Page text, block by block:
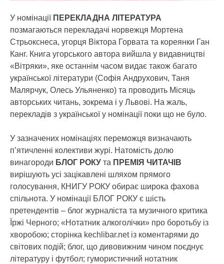
У номінації ПЕРЕКЛАДНА ЛІТЕРАТУРА
позмагаються перекладачі норвежця Мортена
Стрьокснеса, угорця Віктора Горвата та кореянки Ган
Канг. Книга угорського автора вийшла у видавництві
«Вітряки», яке останнім часом видає також багато
української літератури (Софія Андрухович, Таня
Малярчук, Олесь Ульяненко) та проводить Місяць
авторських читань, зокрема і у Львові. На жаль,
перекладів з української у номінації поки що не було.
У зазначених номінаціях переможця визначають
п’ятичленні колективи журі. Натомість долю
винагороди БЛОГ РОКУ та ПРЕМІЯ ЧИТАЧІВ
вирішують усі зацікавлені шляхом прямого
голосування, КНИГУ РОКУ обирає широка фахова
спільнота. У номінації БЛОГ РОКУ є шість
претендентів – блог журналіста та музичного критика
Їржі Черного; «Нотатник алкоголічки» про боротьбу із
хворобою; сторінка kechlibar.net із коментарями до
світових подій; блог, що дивовижним чином поєднує
літературу і футбол; гумористичний нотатник